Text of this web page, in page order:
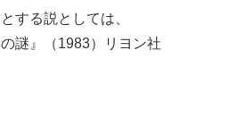
する説としては、
謎』（1983）リヨン社